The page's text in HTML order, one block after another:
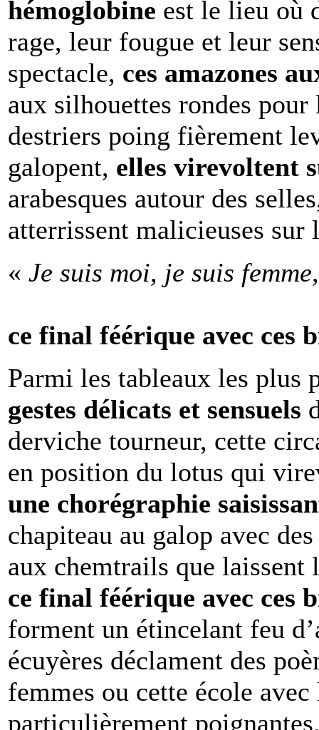
hémoglobine est le lieu où
rage, leur fougue et leur
spectacle, ces amazones
aux silhouettes rondes
destriers poing fièrement
galopent, elles virevoltent
arabesques autour des
atterrissent malicieuses sur
« Je suis moi, je suis
ce final féérique avec ces
Parmi les tableaux les plus
gestes délicats et sensuels
derviche tourneur, cette
en position du lotus qui
une chorégraphie
chapiteau au galop avec
aux chemtrails que laissent
ce final féérique avec ces
forment un étincelant feu
écuyères déclament des
femmes ou cette école
particulièrement